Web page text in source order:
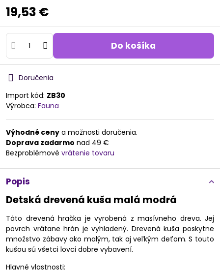
19,53 €
Do košíka
Doručenia
Import kód: ZB30
Výrobca: Fauna
Výhodné ceny a možnosti doručenia.
Doprava zadarmo nad 49 €
Bezproblémové vrátenie tovaru
Popis
Detská drevená kuša malá modrá
Táto drevená hračka je vyrobená z masívneho dreva. Jej
povrch vrátane hrán je vyhladený. Drevená kuša poskytne
množstvo zábavy ako malým, tak aj veľkým deťom. S touto
kušou sú všetci lovci dobre vybavení.
Hlavné vlastnosti: